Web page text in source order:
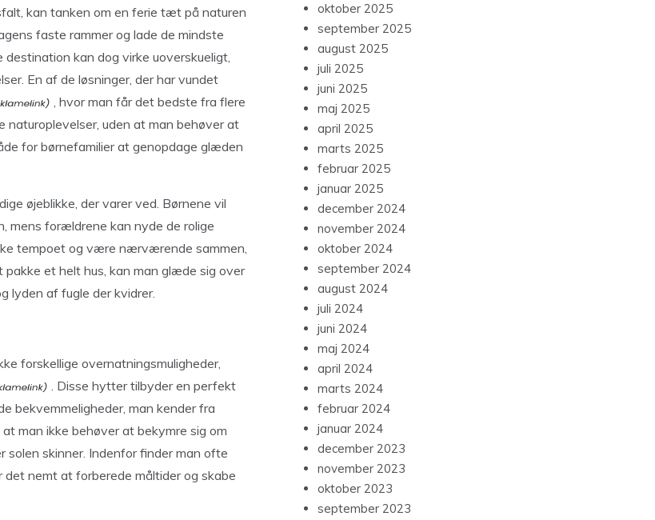
kan tanken om en ferie tæt på naturen
faste rammer og lade de mindste
kan dog virke uoverskueligt,
En af de løsninger, der har vundet
, hvor man får det bedste fra flere
naturoplevelser, uden at man behøver at
for børnefamilier at genopdage glæden
øjeblikke, der varer ved. Børnene vil
mens forældrene kan nyde de rolige
tempoet og være nærværende sammen,
et helt hus, kan man glæde sig over
lyden af fugle der kvidrer.
forskellige overnatningsmuligheder,
. Disse hytter tilbyder en perfekt
bekvemmeligheder, man kender fra
man ikke behøver at bekymre sig om
solen skinner. Indenfor finder man ofte
nemt at forberede måltider og skabe
oktober 2025
september 2025
august 2025
juli 2025
juni 2025
maj 2025
april 2025
marts 2025
februar 2025
januar 2025
december 2024
november 2024
oktober 2024
september 2024
august 2024
juli 2024
juni 2024
maj 2024
april 2024
marts 2024
februar 2024
januar 2024
december 2023
november 2023
oktober 2023
september 2023